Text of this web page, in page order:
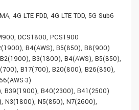
4G LTE FDD, 4G LTE TDD, 5G Sub6
DCS1800, PCS1900
B4(AWS), B5(850), B8(900)
B2(1900), B3(1800), B4(AWS), B5(850),
B17(700), B20(800), B26(850),
3)
B39(1900), B40(2300), B41(2500)
N3(1800), N5(850), N7(2600),